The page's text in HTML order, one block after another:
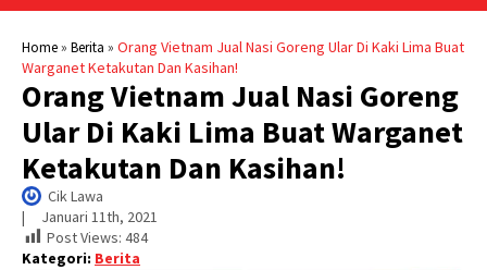
Home» Berita » Orang Vietnam Jual Nasi Goreng Ular Di Kaki Lima Buat
Warganet Ketakutan Dan Kasihan!
Orang Vietnam Jual Nasi Goreng
Ular Di Kaki Lima Buat Warganet
Ketakutan Dan Kasihan!
Cik Lawa
| Januari 11th, 2021
Post Views: 484
Kategori: Berita